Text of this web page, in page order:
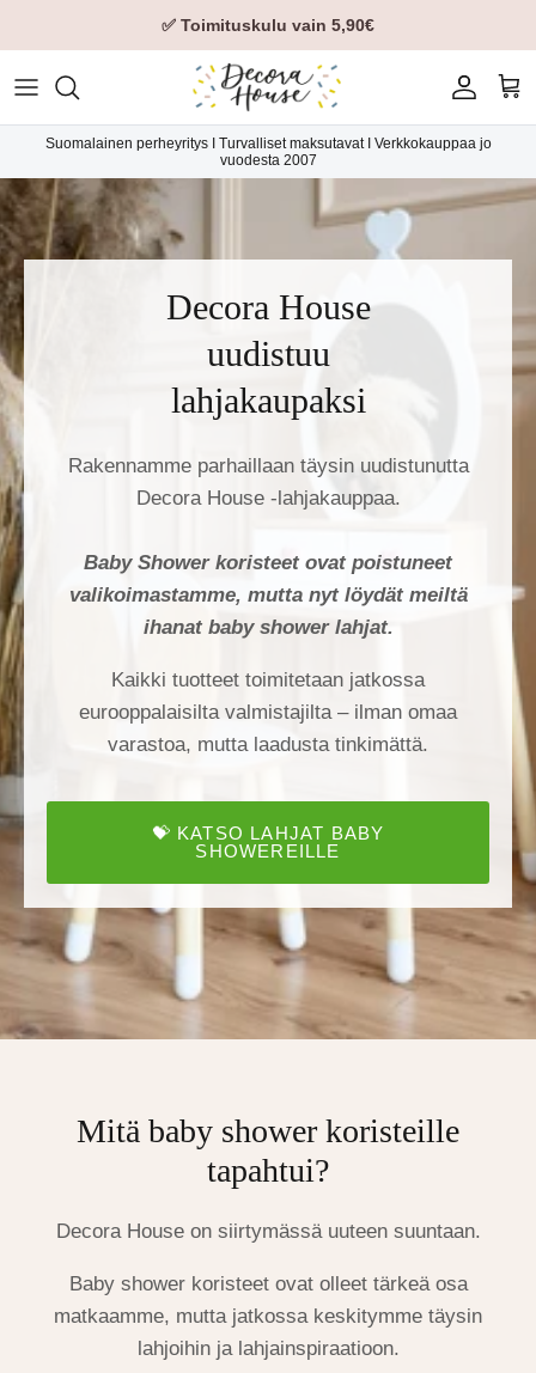
✅ Toimituskulu vain 5,90€
Tili
Suomalainen perheyritys I Turvalliset maksutavat I Verkkokauppaa jo
vuodesta 2007
Decora House
uudistuu
lahjakaupaksi
Rakennamme parhaillaan täysin uudistunutta
Decora House -lahjakauppaa.
Baby Shower koristeet ovat poistuneet
valikoimastamme, mutta nyt löydät meiltä
ihanat baby shower lahjat.
Kaikki tuotteet toimitetaan jatkossa
eurooppalaisilta valmistajilta – ilman omaa
varastoa, mutta laadusta tinkimättä.
💝 KATSO LAHJAT BABY
SHOWEREILLE
Mitä baby shower koristeille
tapahtui?
Decora House on siirtymässä uuteen suuntaan.
Baby shower koristeet ovat olleet tärkeä osa
matkaamme, mutta jatkossa keskitymme täysin
lahjoihin ja lahjainspiraatioon.